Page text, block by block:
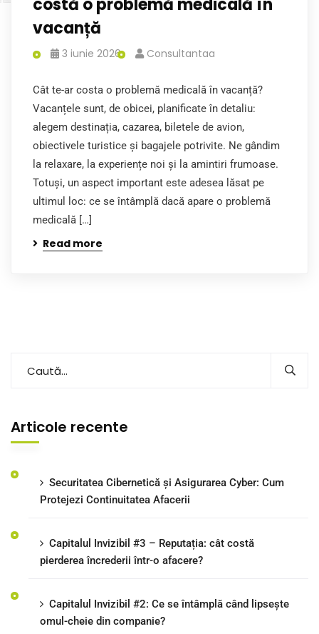
costă o problemă medicală în
vacanță
3 iunie 2026 Consultantaa
Cât te-ar costa o problemă medicală în vacanță?
Vacanțele sunt, de obicei, planificate în detaliu:
alegem destinația, cazarea, biletele de avion,
obiectivele turistice și bagajele potrivite. Ne gândim
la relaxare, la experiențe noi și la amintiri frumoase.
Totuși, un aspect important este adesea lăsat pe
ultimul loc: ce se întâmplă dacă apare o problemă
medicală […]
Read more
Articole recente
Securitatea Cibernetică și Asigurarea Cyber: Cum
Protejezi Continuitatea Afacerii
Capitalul Invizibil #3 – Reputația: cât costă
pierderea încrederii într-o afacere?
Capitalul Invizibil #2: Ce se întâmplă când lipsește
omul-cheie din companie?